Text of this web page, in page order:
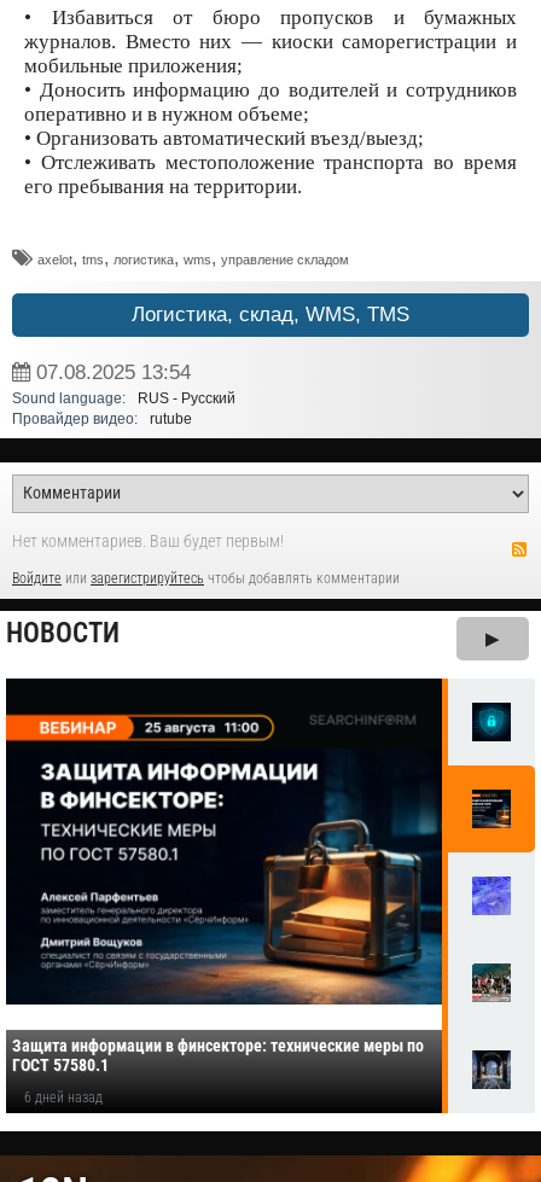
• Избавиться от бюро пропусков и бумажных
журналов. Вместо них — киоски саморегистрации и
мобильные приложения;
• Доносить информацию до водителей и сотрудников
оперативно и в нужном объеме;
• Организовать автоматический въезд/выезд;
• Отслеживать местоположение транспорта во время
его пребывания на территории.
axelot, tms, логистика, wms, управление складом
Логистика, склад, WMS, TMS
07.08.2025 13:54
Sound language:
RUS - Русский
Провайдер видео:
rutube
Нет комментариев. Ваш будет первым!
Войдите или зарегистрируйтесь чтобы добавлять комментарии
НОВОСТИ ▶
Защита информации в финсекторе: технические меры по
ГОСТ 57580.1
6 дней назад